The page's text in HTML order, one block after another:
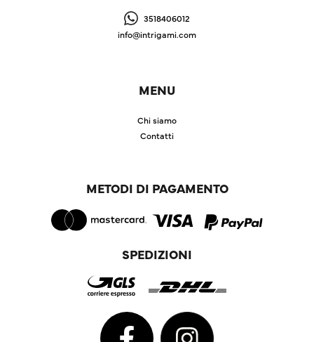
3518406012
info@intrigami.com
MENU
Chi siamo
Contatti
METODI DI PAGAMENTO
SPEDIZIONI